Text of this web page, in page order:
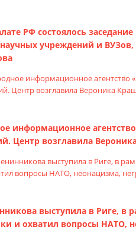
РФ состоялось
учреждений и
информационное
Центр возглавила
выступила в Риге,
и охватил вопросы